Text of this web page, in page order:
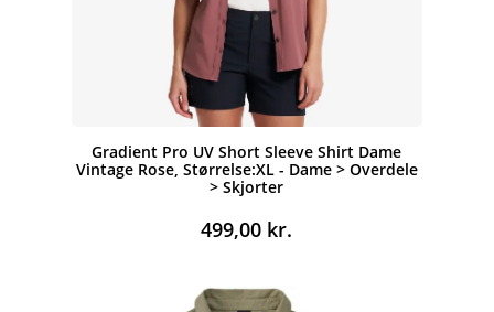
Gradient Pro UV Short Sleeve Shirt Dame
Vintage Rose, Størrelse:XL - Dame > Overdele
> Skjorter
499,00 kr.